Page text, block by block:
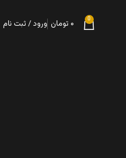
0 ۰ تومان ورود / ثبت نام